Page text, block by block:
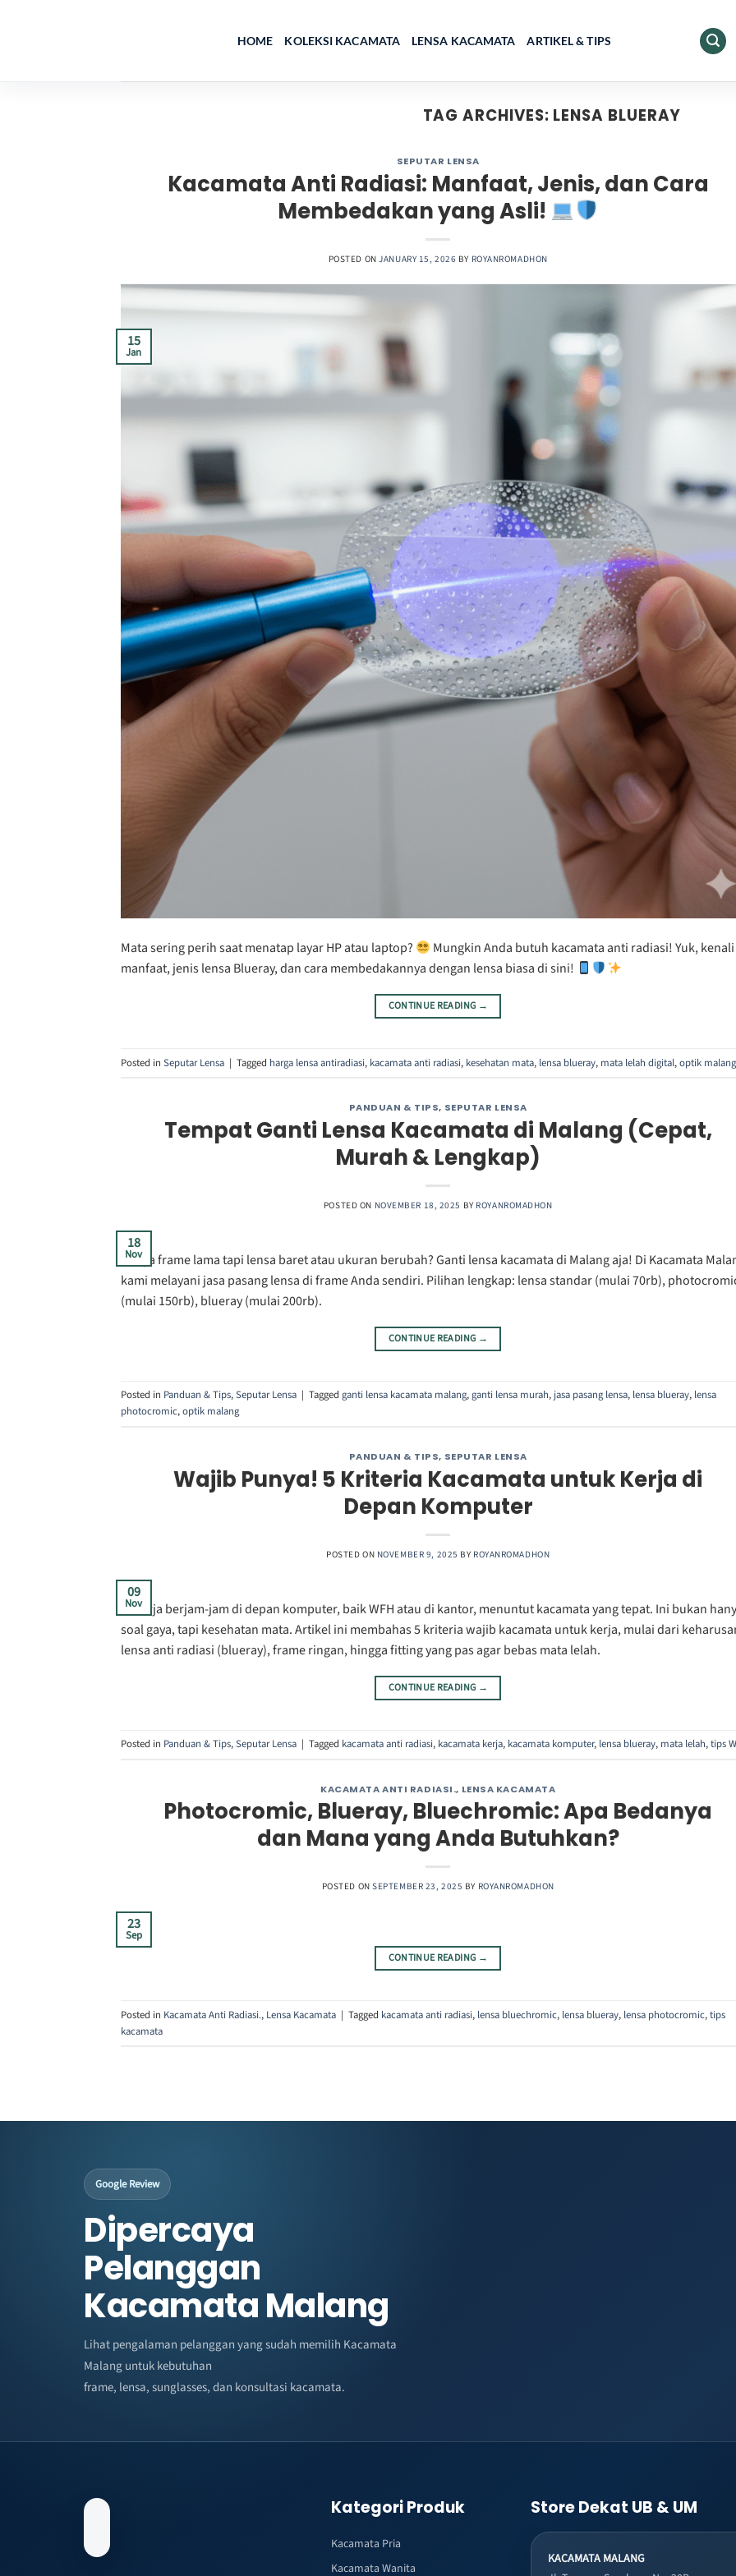
HOME KOLEKSI KACAMATA LENSA KACAMATA ARTIKEL & TIPS
TAG ARCHIVES: LENSA BLUERAY
SEPUTAR LENSA
Kacamata Anti Radiasi: Manfaat, Jenis, dan Cara
Membedakan yang Asli!
POSTED ONJANUARY 15, 2026 BY ROYANROMADHON
15
Jan
Mata sering perih saat menatap layar HP atau laptop?
Mungkin Anda butuh kacamata anti radiasi! Yuk, kenali
manfaat, jenis lensa Blueray, dan cara membedakannya dengan lensa biasa di sini!
CONTINUE READING →
Posted in Seputar Lensa | Tagged harga lensa antiradiasi, kacamata anti radiasi, kesehatan mata, lensa blueray, mata lelah digital,optik malang
PANDUAN & TIPS, SEPUTAR LENSA
Tempat Ganti Lensa Kacamata di Malang (Cepat,
Murah & Lengkap)
POSTED ON NOVEMBER 18, 2025 BY ROYANROMADHON
18
Nov
Punya frame lama tapi lensa baret atau ukuran berubah? Ganti lensa kacamata di Malang aja! Di Kacamata
kami melayani jasa pasang lensa di frame Anda sendiri. Pilihan lengkap: lensa standar (mulai 70rb),
(mulai 150rb), blueray (mulai 200rb).
CONTINUE READING →
Posted in Panduan & Tips,Seputar Lensa | Tagged ganti lensa kacamata malang,ganti lensa murah, jasa pasang lensa, lensa blueray, lensa
photocromic,optik malang
PANDUAN & TIPS, SEPUTAR LENSA
Wajib Punya! 5 Kriteria Kacamata untuk Kerja di
Depan Komputer
POSTED ON NOVEMBER 9, 2025 BY ROYANROMADHON
09
Nov
Bekerja berjam-jam di depan komputer, baik WFH atau di kantor, menuntut kacamata yang tepat. Ini bukan
soal gaya, tapi kesehatan mata. Artikel ini membahas 5 kriteria wajib kacamata untuk kerja, mulai dari
lensa anti radiasi (blueray), frame ringan, hingga fitting yang pas agar bebas mata lelah.
CONTINUE READING →
Posted in Panduan & Tips,Seputar Lensa | Tagged kacamata anti radiasi, kacamata kerja, kacamata komputer, lensa blueray, mata lelah,tips
KACAMATA ANTI RADIASI., LENSA KACAMATA
Photocromic, Blueray, Bluechromic: Apa Bedanya
dan Mana yang Anda Butuhkan?
POSTED ONSEPTEMBER 23, 2025 BY ROYANROMADHON
23
Sep
CONTINUE READING →
Posted in Kacamata Anti Radiasi., Lensa Kacamata | Tagged kacamata anti radiasi, lensa bluechromic, lensa blueray, lensa photocromic,tips
kacamata
Google Review
Dipercaya
Pelanggan
Kacamata Malang
Lihat pengalaman pelanggan yang sudah memilih Kacamata
Malang untuk kebutuhan
frame, lensa, sunglasses, dan konsultasi kacamata.
Kategori Produk
Kacamata Pria
Kacamata Wanita
Store Dekat UB & UM
KACAMATA MALANG